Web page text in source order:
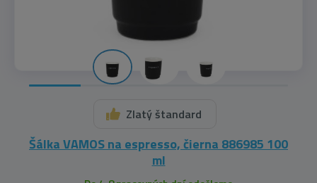
Zlatý štandard
Šálka VAMOS na espresso, čierna 886985 100
ml